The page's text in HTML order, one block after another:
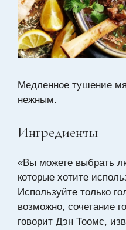
Медленное тушение
нежным.
Ингредиенты
«Вы можете выбрать
которые хотите
Используйте только
возможно, сочетание
говорит Дэн Тоомс,